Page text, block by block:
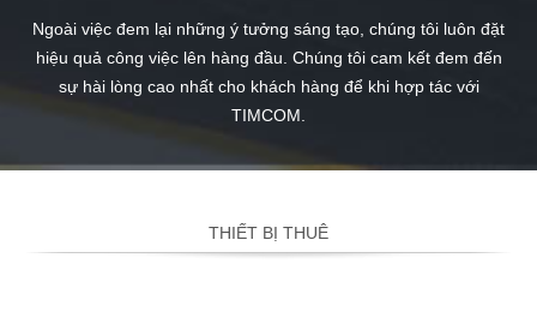
Ngoài việc đem lại những ý tưởng sáng tạo, chúng tôi luôn đặt
hiệu quả công việc lên hàng đầu. Chúng tôi cam kết đem đến
sự hài lòng cao nhất cho khách hàng để khi hợp tác với
TIMCOM.
THIẾT BỊ THUÊ